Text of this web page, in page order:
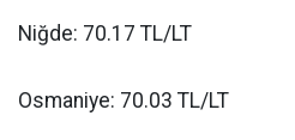
Niğde: 70.17 TL/LT
Osmaniye: 70.03 TL/LT